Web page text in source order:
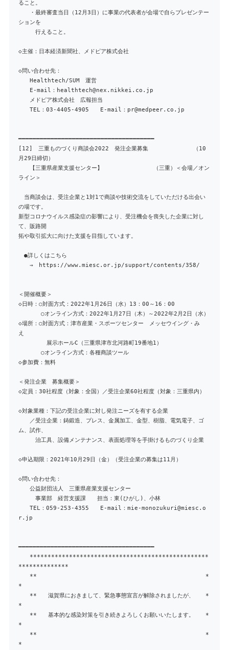
ること。
・最終審査当日（12月3日）に事業の代表者が会場で自らプレゼンテー
ションを
行えること。
◇主催：日本経済新聞社、メドピア株式会社
◇問い合わせ先：
Healthtech/SUM 運営
E-mail：healthtech@nex.nikkei.co.jp
メドピア株式会社 広報担当
TEL：03-4405-4905 E-mail：pr@medpeer.co.jp
━━━━━━━━━━━━━━━━━━━━━━━━━━━━━━━━━━━━━━
[12] 三重ものづくり商談会2022 発注企業募集 （10
月29日締切）
【三重県産業支援センター】 （三重）＜会場／オン
ライン＞
当商談会は、受注企業と1対1で商談や技術交流をしていただける出会い
の場です。
新型コロナウイルス感染症の影響により、受注機会を喪失した企業に対し
て、販路開
拓や取引拡大に向けた支援を目指しています。
●詳しくはこちら
→ https://www.miesc.or.jp/support/contents/358/
＜開催概要＞
◇日時：○対面方式：2022年1月26日（水）13：00～16：00
○オンライン方式：2022年1月27日（木）～2022年2月2日（水）
◇場所：○対面方式：津市産業・スポーツセンター メッセウイング・み
え
展示ホールC（三重県津市北河路町19番地1）
○オンライン方式：各種商談ツール
◇参加費：無料
＜発注企業 募集概要＞
◇定員：30社程度（対象：全国）／受注企業60社程度（対象：三重県内）
◇対象業種：下記の受注企業に対し発注ニーズを有する企業
／受注企業：鋳鍛造、プレス、金属加工、金型、樹脂、電気電子、ゴ
ム、試作、
治工具、設備メンテナンス、表面処理等を手掛けるものづくり企業
◇申込期限：2021年10月29日（金）（受注企業の募集は11月）
◇問い合わせ先：
公益財団法人 三重県産業支援センター
事業部 経営支援課 担当：東(ひがし)、小林
TEL：059-253-4355 E-mail：mie-monozukuri@miesc.o
r.jp
━━━━━━━━━━━━━━━━━━━━━━━━━━━━━━━━━━━━━━
**************************************************
**************
** *
*
** 滋賀県におきまして、緊急事態宣言が解除されましたが、 *
*
** 基本的な感染対策を引き続きよろしくお願いいたします。 *
*
** *
*